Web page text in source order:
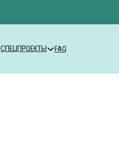
СПЕЦПРОЕКТЫ FAQ